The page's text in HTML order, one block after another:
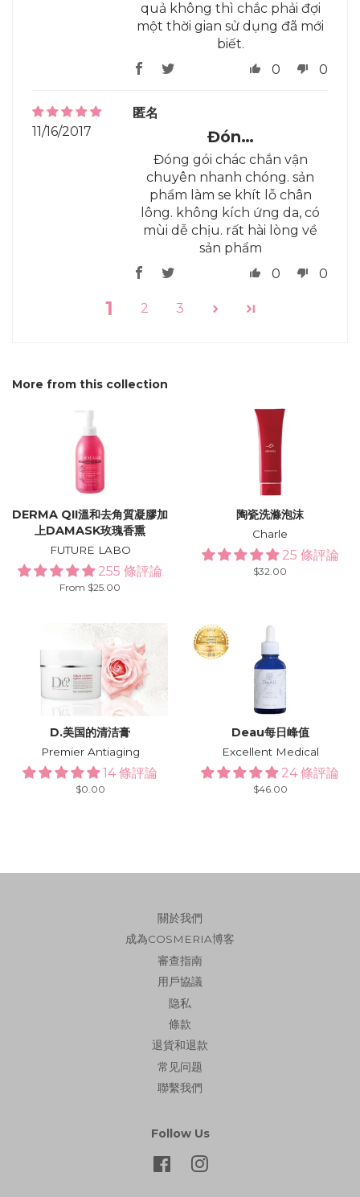
quả không thì chắc phải đợi
một thời gian sử dụng đã mới
biết.
0
0
11/16/2017
匿名
Đón…
Đóng gói chác chắn vận
chuyên nhanh chóng. sản
phẩm làm se khít lỗ chân
lông. không kích ứng da, có
mùi dễ chịu. rất hài lòng về
sản phẩm
0
0
1 2 3
More from this collection
DERMA QII溫和去角質凝膠加
上DAMASK玫瑰香熏
FUTURE LABO
255 條評論
From $25.00
陶瓷洗滌泡沫
Charle
25 條評論
Regular
$32.00
D.美国的清洁膏
Premier Antiaging
14 條評論
Regular
$0.00
Deau每日峰值
Excellent Medical
24 條評論
Regular
$46.00
關於我們
成為COSMERIA博客
審查指南
用戶協議
隐私
條款
退貨和退款
常见问题
聯繫我們
Follow Us
FacebookInstagram